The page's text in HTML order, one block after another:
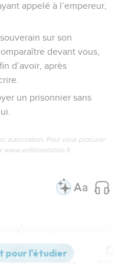
appelé à l’empereur,
sur son
devant vous,
d’avoir, après
un prisonnier sans
autorisation. Pour vous procurer
www.editionsbiblio.fr
le moment.
Agrippa
Strong